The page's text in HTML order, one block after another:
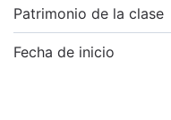
Patrimonio de la clase
Fecha de inicio